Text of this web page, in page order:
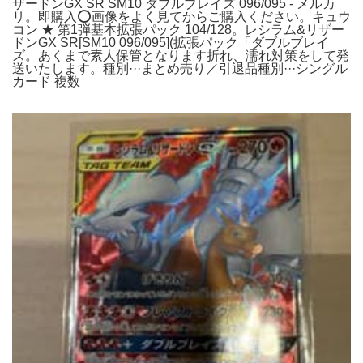
ザードンGX SR SM10 ダブルブレイズ 096/095 - メルカ
リ。即購入⭕️画像をよく見てからご購入ください。キュウ
コン ★ 第1弾基本拡張パック 104/128。レシラム&リザー
ドンGX SR[SM10 096/095](拡張パック「ダブルブレイ
ズ。あくまで素人保管となります折れ、濡れ対策をして発
送いたします。種別···まとめ売り／引退品種別···シングル
カード 複数